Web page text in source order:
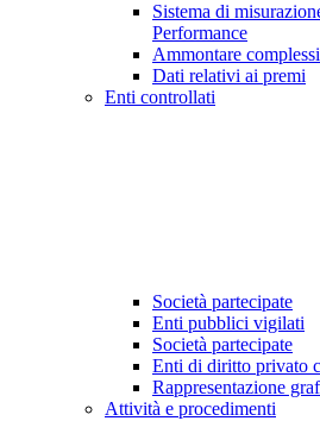
Sistema di
Performance
Ammontare
Dati relativi ai premi
Enti controllati
Società partecipate
Enti pubblici vigilati
Società partecipate
Enti di diritto privato
Rappresentazione
Attività e procedimenti